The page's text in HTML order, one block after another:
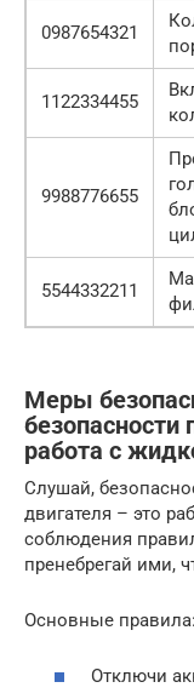
0987654321
1122334455
9988776655
5544332211
Меры
безопасности
работа с
Слушай,
двигателя – это
соблюдения
пренебрегай ими,
Основные правила:
Отключи